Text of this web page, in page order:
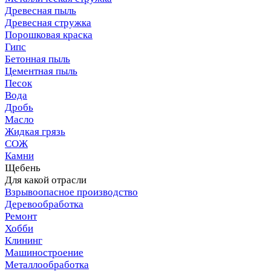
Древесная пыль
Древесная стружка
Порошковая краска
Гипс
Бетонная пыль
Цементная пыль
Песок
Вода
Дробь
Масло
Жидкая грязь
СОЖ
Камни
Щебень
Для какой отрасли
Взрывоопасное производство
Деревообработка
Ремонт
Хобби
Клининг
Машиностроение
Металлообработка